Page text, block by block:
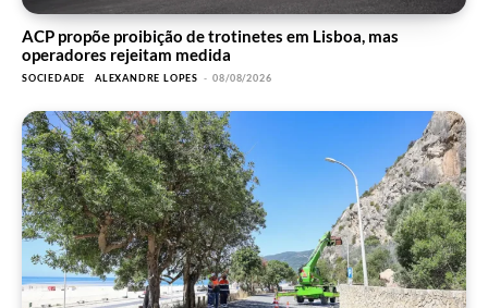
ACP propõe proibição de trotinetes em Lisboa, mas
operadores rejeitam medida
SOCIEDADE ALEXANDRE LOPES - 08/08/2026